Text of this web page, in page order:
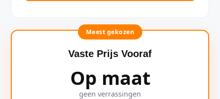
Meest gekozen
Vaste Prijs Vooraf
Op maat
geen verrassingen